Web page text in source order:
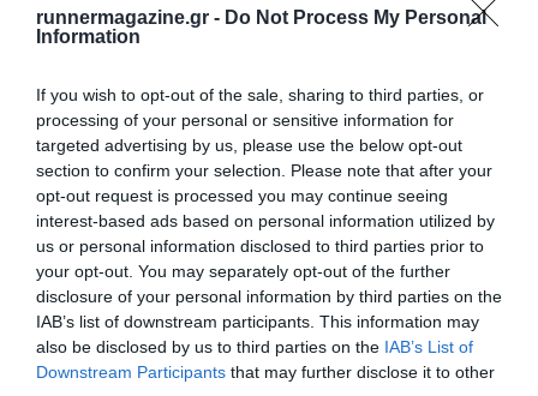
runnermagazine.gr - Do Not Process My Personal
Information
If you wish to opt-out of the sale, sharing to third parties, or
processing of your personal or sensitive information for
targeted advertising by us, please use the below opt-out
section to confirm your selection. Please note that after your
opt-out request is processed you may continue seeing
interest-based ads based on personal information utilized by
us or personal information disclosed to third parties prior to
your opt-out. You may separately opt-out of the further
disclosure of your personal information by third parties on the
IAB’s list of downstream participants. This information may
also be disclosed by us to third parties on the IAB’s List of
Downstream Participants that may further disclose it to other